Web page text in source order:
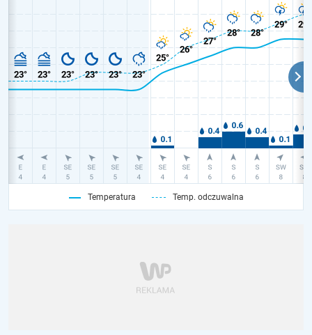
Temperatura Temp. odczuwalna